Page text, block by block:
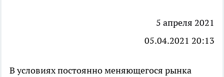
5 апреля 2021
05.04.2021 20:13
В условиях постоянно меняющегося рынка